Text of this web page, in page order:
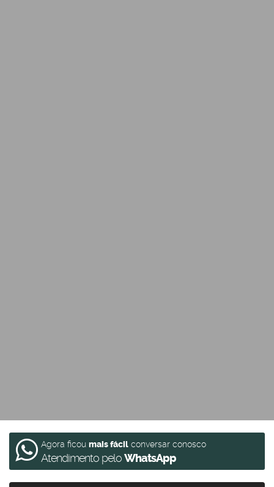
Agora ficou mais fácil conversar conosco
Atendimento peloWhatsApp